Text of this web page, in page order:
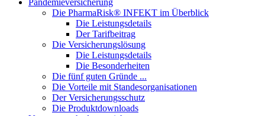
Pandemieversicherung
Die PharmaRisk® INFEKT im Überblick
Die Leistungsdetails
Der Tarifbeitrag
Die Versicherungslösung
Die Leistungsdetails
Die Besonderheiten
Die fünf guten Gründe ...
Die Vorteile mit Standesorganisationen
Der Versicherungsschutz
Die Produktdownloads